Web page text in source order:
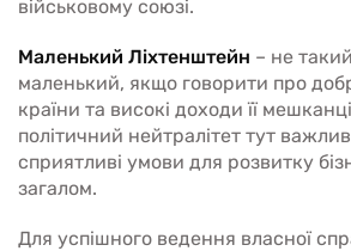
військовому союзі.
Маленький Ліхтенштейн – не
маленький, якщо говорити про
країни та високі доходи її
політичний нейтралітет тут
сприятливі умови для розвитку
загалом.
Для успішного ведення власної